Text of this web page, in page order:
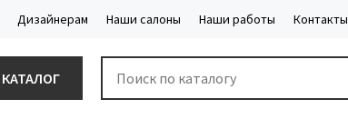
Дизайнерам Наши салоны Наши работы Контакты
КАТАЛОГ